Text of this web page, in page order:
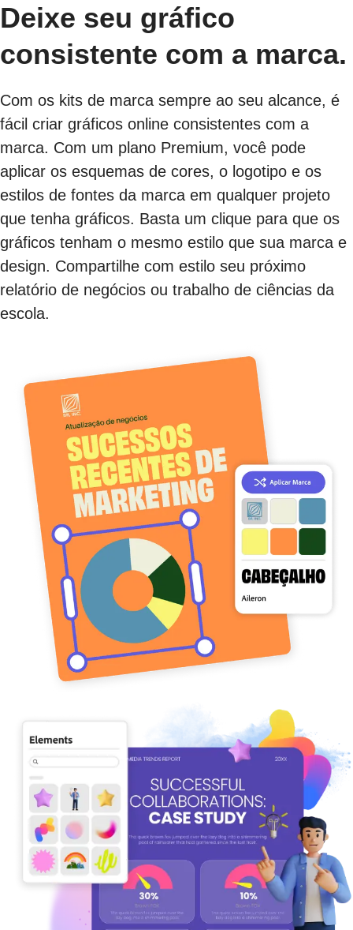
Deixe seu gráfico
consistente com a marca.
Com os kits de marca sempre ao seu alcance, é
fácil criar gráficos online consistentes com a
marca. Com um plano Premium, você pode
aplicar os esquemas de cores, o logotipo e os
estilos de fontes da marca em qualquer projeto
que tenha gráficos. Basta um clique para que os
gráficos tenham o mesmo estilo que sua marca e
design. Compartilhe com estilo seu próximo
relatório de negócios ou trabalho de ciências da
escola.